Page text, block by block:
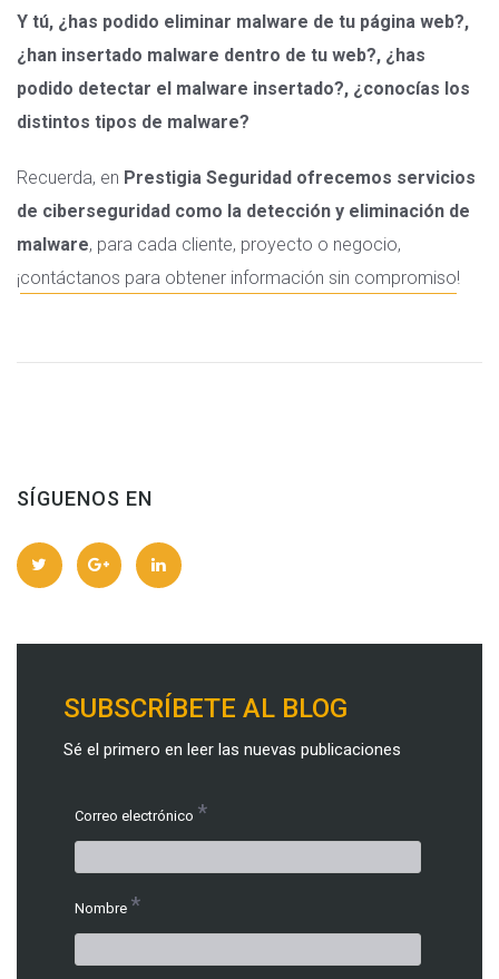
Y tú, ¿has podido eliminar malware de tu página web?,
¿han insertado malware dentro de tu web?, ¿has
podido detectar el malware insertado?, ¿conocías los
distintos tipos de malware?
Recuerda, en Prestigia Seguridad ofrecemos servicios
de ciberseguridad como la detección y eliminación de
malware, para cada cliente, proyecto o negocio,
¡contáctanos para obtener información sin compromiso!
SÍGUENOS EN
SUBSCRÍBETE AL BLOG
Sé el primero en leer las nuevas publicaciones
Correo electrónico *
Nombre *